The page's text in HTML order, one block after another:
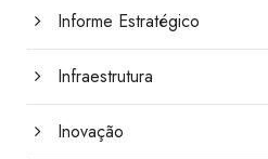
Informe Estratégico
Infraestrutura
Inovação